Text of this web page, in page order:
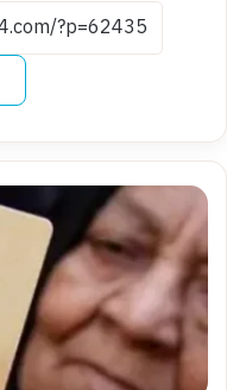
الاستعلام
عن
بطاقة
التموين
بالرقم
القومي..تفاصيل